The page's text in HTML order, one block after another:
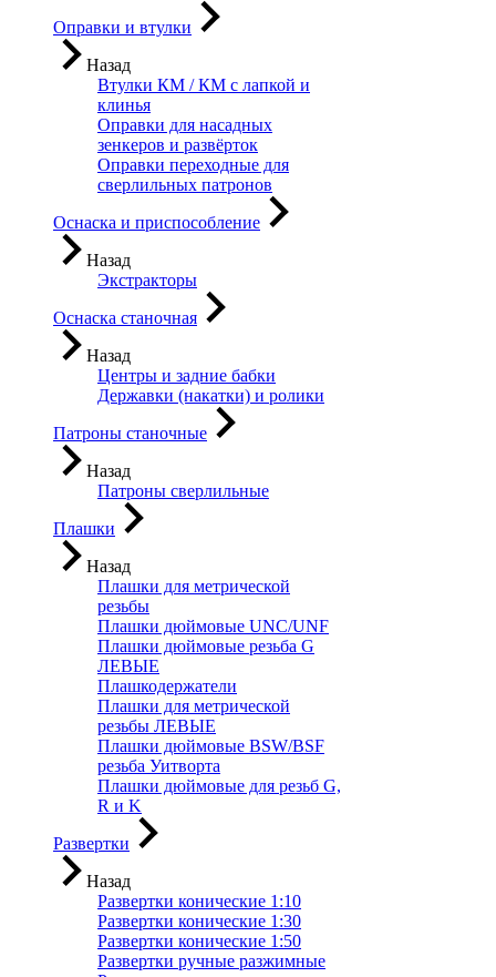
Оправки и втулки
Назад
Втулки КМ / КМ с лапкой и
клинья
Оправки для насадных
зенкеров и развёрток
Оправки переходные для
сверлильных патронов
Оснаска и приспособление
Назад
Экстракторы
Оснаска станочная
Назад
Центры и задние бабки
Державки (накатки) и ролики
Патроны станочные
Назад
Патроны сверлильные
Плашки
Назад
Плашки для метрической
резьбы
Плашки дюймовые UNC/UNF
Плашки дюймовые резьба G
ЛЕВЫЕ
Плашкодержатели
Плашки для метрической
резьбы ЛЕВЫЕ
Плашки дюймовые BSW/BSF
резьба Уитворта
Плашки дюймовые для резьб G,
R и K
Развертки
Назад
Развертки конические 1:10
Развертки конические 1:30
Развертки конические 1:50
Развертки ручные разжимные